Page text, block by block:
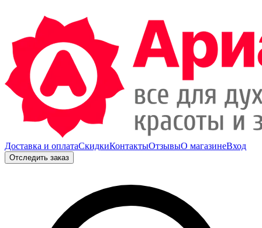
Доставка и оплатаСкидкиКонтактыОтзывыО магазинеВход
Отследить заказ